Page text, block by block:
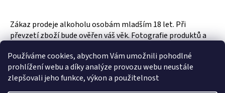
Používáme cookies, abychom Vám umožnili pohodlné
prohlížení webu a díky analýze provozu webu neustále
zlepšovali jeho funkce, výkon a použitelnost
Zákaz prodeje alkoholu osobám mladším 18 let. Při
převzetí zboží bude ověřen váš věk. Fotografie produktů a